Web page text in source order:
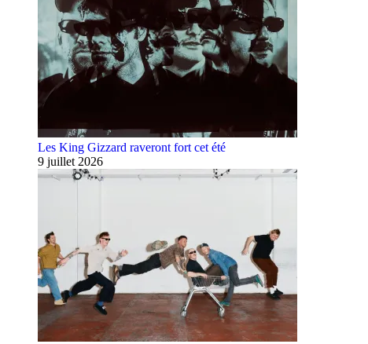
Les King Gizzard raveront fort cet été
9 juillet 2026